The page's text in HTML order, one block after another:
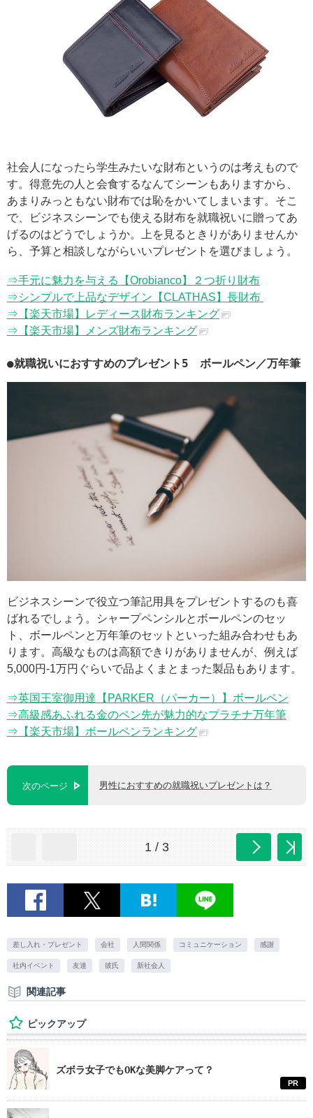
社会人になったら学生みたいな財布というのは考えもので
す。得意先の人と会食するなんてシーンもありますから、
あまりみっともない財布では恥をかいてしまいます。そこ
で、ビジネスシーンでも使える財布を就職祝いに贈ってあ
げるのはどうでしょうか。上を見るときりがありませんか
ら、予算と相談しながらいいプレゼントを選びましょう。
⇒手元に魅力を与える【Orobianco】２つ折り財布
⇒シンプルで上品なデザイン【CLATHAS】長財布
⇒【楽天市場】レディース財布ランキング
⇒【楽天市場】メンズ財布ランキング
●就職祝いにおすすめのプレゼント5 ボールペン／万年筆
ビジネスシーンで役立つ筆記用具をプレゼントするのも喜
ばれるでしょう。シャープペンシルとボールペンのセッ
ト、ボールペンと万年筆のセットといった組み合わせもあ
ります。高級なものは高額できりがありませんが、例えば
5,000円-1万円ぐらいで品よくまとまった製品もあります。
⇒英国王室御用達【PARKER（パーカー）】ボールペン
⇒高級感あふれる金のペン先が魅力的なプラチナ万年筆
⇒【楽天市場】ボールペンランキング
次のページ 男性におすすめの就職祝いプレゼントは？
1 / 3
差し入れ・プレゼント 会社 人間関係 コミュニケーション 感謝
社内イベント 友達 彼氏 新社会人
関連記事
ピックアップ
ズボラ女子でもOKな美脚ケアって？
PR